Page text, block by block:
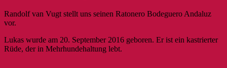
Randolf van Vugt stellt uns seinen Ratonero Bodeguero Andaluz
vor.
Lukas wurde am 20. September 2016 geboren. Er ist ein kastrierter
Rüde, der in Mehrhundehaltung lebt.